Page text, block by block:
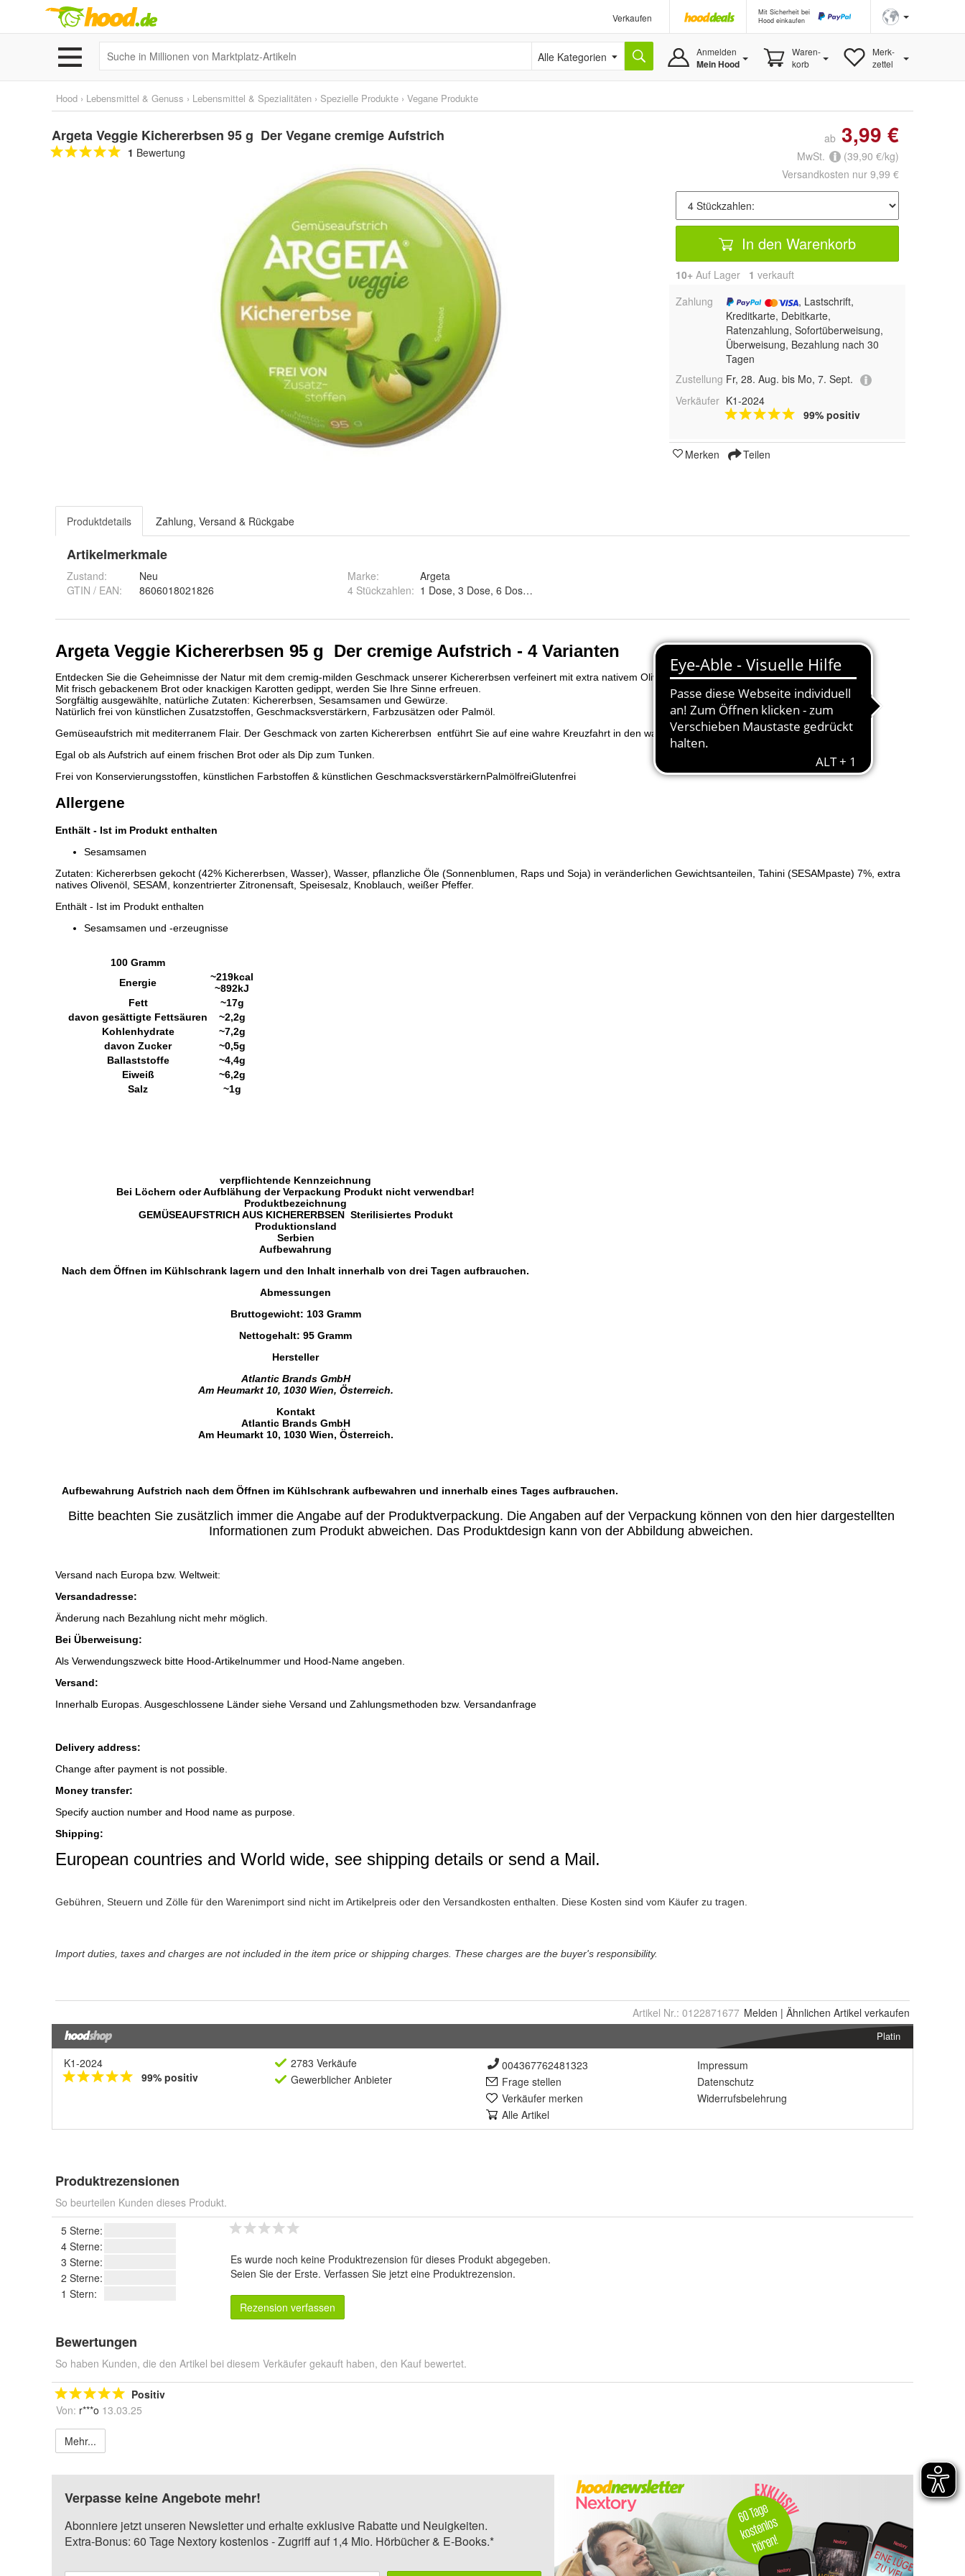
Verkaufen
Mit Sicherheit bei
Hood einkaufen
Alle Kategorien Anmelden
Mein Hood
Waren-
korb
Merk-
zettel
Hood › Lebensmittel & Genuss › Lebensmittel & Spezialitäten › Spezielle Produkte › Vegane Produkte
Argeta Veggie Kichererbsen 95 g Der Vegane cremige Aufstrich
1 Bewertung
ab 3,99 €
MwSt.
(39,90 €/kg)
Versandkosten nur 9,99 €
In den Warenkorb
10+ Auf Lager 1 verkauft
Zahlung
, Lastschrift,
Kreditkarte, Debitkarte,
Ratenzahlung, Sofortüberweisung,
Überweisung, Bezahlung nach 30
Tagen
Zustellung Fr, 28. Aug. bis Mo, 7. Sept.
Verkäufer K1-2024
99% positiv
Merken Teilen
Produktdetails Zahlung, Versand & Rückgabe
Artikelmerkmale
Zustand:
Neu
GTIN / EAN:
8606018021826
Marke:
Argeta
4 Stückzahlen:
Artikel Nr.: 0122871677 Melden | Ähnlichen Artikel verkaufen
Platin
K1-2024
99% positiv
2783 Verkäufe
Gewerblicher Anbieter
004367762481323
Frage stellen
Verkäufer merken
Alle Artikel
Impressum
Datenschutz
Widerrufsbelehrung
Produktrezensionen
So beurteilen Kunden dieses Produkt.
5 Sterne:
4 Sterne:
3 Sterne:
2 Sterne:
1 Stern:
Es wurde noch keine Produktrezension für dieses Produkt abgegeben.
Seien Sie der Erste. Verfassen Sie jetzt eine Produktrezension.
Rezension verfassen
Bewertungen
So haben Kunden, die den Artikel bei diesem Verkäufer gekauft haben, den Kauf bewertet.
Positiv
Von: r***o 13.03.25
Mehr...
Verpasse keine Angebote mehr!
Abonniere jetzt unseren Newsletter und erhalte exklusive Rabatte und Neuigkeiten.
Extra-Bonus: 60 Tage Nextory kostenlos - Zugriff auf 1,4 Mio. Hörbücher & E-Books.*